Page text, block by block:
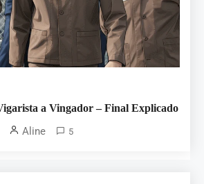
a Vingador – Final Explicado
Aline 5